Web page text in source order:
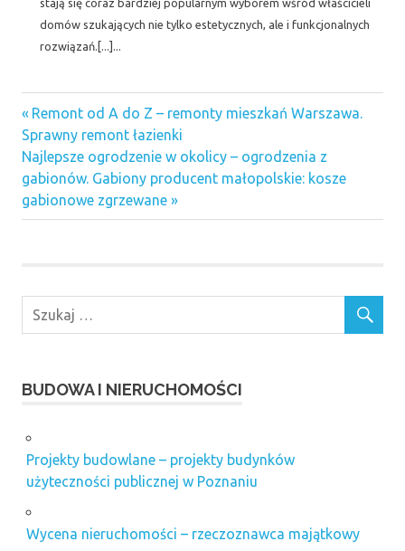
stają się coraz bardziej popularnym wyborem wśród właścicieli
domów szukających nie tylko estetycznych, ale i funkcjonalnych
rozwiązań.[...]...
ogrodowe
Katowice
beton
architektoniczny
salon
drewniane
jednorodzinne
domów
betonowa
gabionowe
zgrzewane
Nawigacja
wpisu
Previous
Post:
Remont od A do Z – remonty mieszkań Warszawa.
Sprawny remont łazienki
Next
Post:
Najlepsze ogrodzenie w okolicy – ogrodzenia z
gabionów. Gabiony producent małopolskie: kosze
gabionowe zgrzewane
BUDOWA I NIERUCHOMOŚCI
Projekty budowlane – projekty budynków
użyteczności publicznej w Poznaniu
Wycena nieruchomości – rzeczoznawca majątkowy